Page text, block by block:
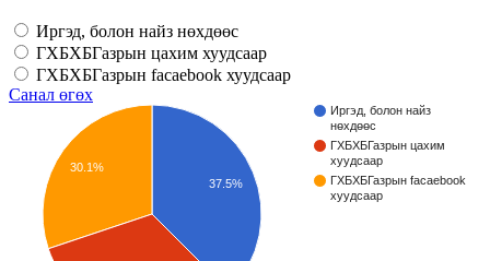
Иргэд, болон найз нөхдөөс
ГХБХБГазрын цахим хуудсаар
ГХБХБГазрын facaebook хуудсаар
Санал өгөх
Иргэд, болон найз
нөхдөөс
ГХБХБГазрын цахим
хуудсаар
ГХБХБГазрын facaebook
хуудсаар
37.5%
30.1%